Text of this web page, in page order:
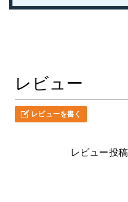
レビュー
レビューを書く
レビュー投